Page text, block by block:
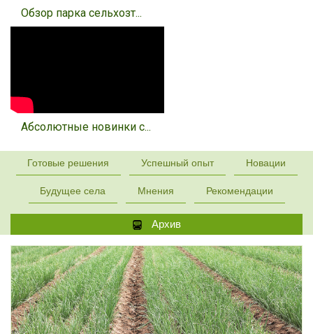
Обзор парка сельхозт...
Абсолютные новинки с...
Готовые решения Успешный опыт Новации
Будущее села Мнения Рекомендации
Архив